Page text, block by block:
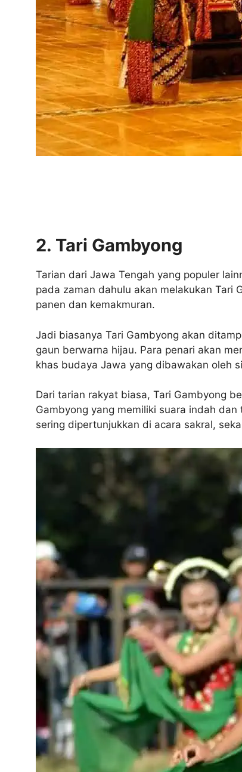
2. Tari Gambyong
Tarian dari Jawa Tengah yang populer
pada zaman dahulu akan melakukan Tari
panen dan kemakmuran.
Jadi biasanya Tari Gambyong akan
gaun berwarna hijau. Para penari akan
khas budaya Jawa yang dibawakan oleh
Dari tarian rakyat biasa, Tari Gambyong
Gambyong yang memiliki suara indah
sering dipertunjukkan di acara sakral,